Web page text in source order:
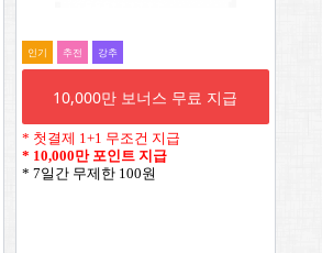
인기 추전 강추
10,000만 보너스 무료 지급
* 첫결제 1+1 무조건 지급
* 10,000만 포인트 지급
* 7일간 무제한 100원